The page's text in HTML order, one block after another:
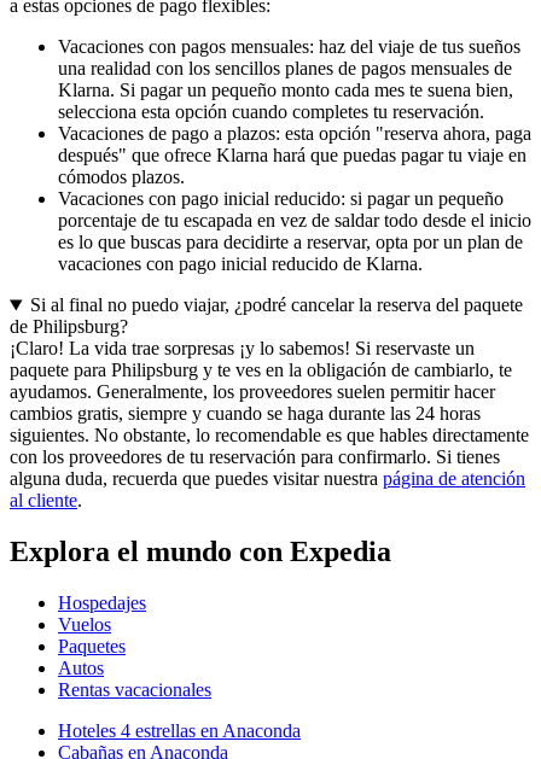
a estas opciones de pago flexibles:
Vacaciones con pagos mensuales: haz del viaje de tus sueños
una realidad con los sencillos planes de pagos mensuales de
Klarna. Si pagar un pequeño monto cada mes te suena bien,
selecciona esta opción cuando completes tu reservación.
Vacaciones de pago a plazos: esta opción "reserva ahora, paga
después" que ofrece Klarna hará que puedas pagar tu viaje en
cómodos plazos.
Vacaciones con pago inicial reducido: si pagar un pequeño
porcentaje de tu escapada en vez de saldar todo desde el inicio
es lo que buscas para decidirte a reservar, opta por un plan de
vacaciones con pago inicial reducido de Klarna.
Si al final no puedo viajar, ¿podré cancelar la reserva del paquete
de Philipsburg?
¡Claro! La vida trae sorpresas ¡y lo sabemos! Si reservaste un
paquete para Philipsburg y te ves en la obligación de cambiarlo, te
ayudamos. Generalmente, los proveedores suelen permitir hacer
cambios gratis, siempre y cuando se haga durante las 24 horas
siguientes. No obstante, lo recomendable es que hables directamente
con los proveedores de tu reservación para confirmarlo. Si tienes
alguna duda, recuerda que puedes visitar nuestra página de atención
al cliente.
Explora el mundo con Expedia
Hospedajes
Vuelos
Paquetes
Autos
Rentas vacacionales
Hoteles 4 estrellas en Anaconda
Cabañas en Anaconda